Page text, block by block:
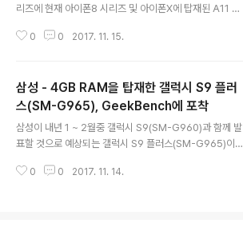
리즈에 현재 아이폰8 시리즈 및 아이폰X에 탑재된 A11 바
정이라는 루머가 공개되었습니다. A11X는 8개의 코어를
X는 3개의 Montsoon 코어(big)와 5개의 Mistral 코어
(LITTLE)을 사용하고 있으며, 이를 기반으로 내년에 출시
되는 차기 아이폰에도 7nm 공정의 A12가 탑재될 것으로
예상되고 있습니다. * 새로운 아이패드 프로는 더 강력해진
A11X 프로세서 탑재외에도 베젤폭을 대폭 줄인 새로운 디
자인과 Touch ID를 TrueDepth 카메라를 활용한 ..
0 0 2017. 11. 15.
삼성 - 4GB RAM을 탑재한 갤럭시 S9 플러
스(SM-G965), GeekBench에 포착
삼성이 내년 1 ~ 2월중 갤럭시 S9(SM-G960)과 함께 발
표할 것으로 예상되는 갤럭시 S9 플러스(SM-G965)이
은 갤럭시 S9 플러스(SM-G965)는 안드로이드 8.0 오
0 0 2017. 11. 14.